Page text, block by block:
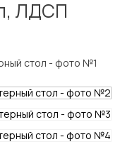
ЛДСП